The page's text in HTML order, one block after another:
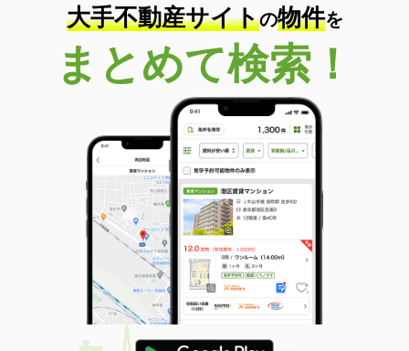
住 所
京都府京都市右京区嵯峨広沢御所ノ内
町
専有面積
55.78m²
間取り
2LDK
京都府京都市右京区西院寿町
価 格
4,790万円
住 所
京都府京都市右京区西院寿町
専有面積 72.47m²
間取り
3LDK
京都府京都市左京区吉田下阿達町
価 格
5,480万円
住 所
京都府京都市左京区吉田下阿達町
専有面積 74.28m²
間取り
3LDK
大手不動産サイトの物件を
まとめて検索！